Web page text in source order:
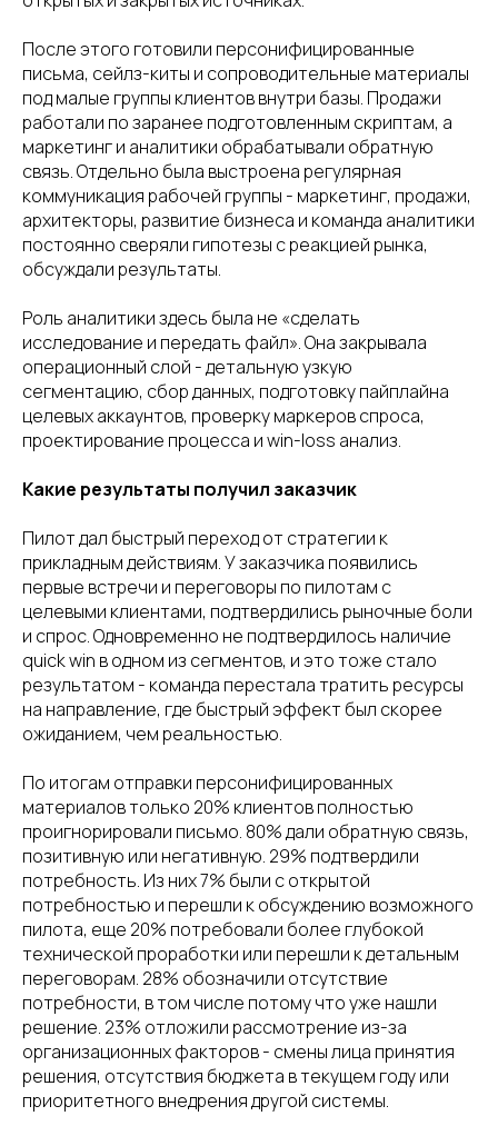
После этого готовили персонифицированные
письма, сейлз-киты и сопроводительные материалы
под малые группы клиентов внутри базы. Продажи
работали по заранее подготовленным скриптам, а
маркетинг и аналитики обрабатывали обратную
связь. Отдельно была выстроена регулярная
коммуникация рабочей группы - маркетинг, продажи,
архитекторы, развитие бизнеса и команда аналитики
постоянно сверяли гипотезы с реакцией рынка,
обсуждали результаты.
Роль аналитики здесь была не «сделать
исследование и передать файл». Она закрывала
операционный слой - детальную узкую
сегментацию, сбор данных, подготовку пайплайна
целевых аккаунтов, проверку маркеров спроса,
проектирование процесса и win-loss анализ.
Какие результаты получил заказчик
Пилот дал быстрый переход от стратегии к
прикладным действиям. У заказчика появились
первые встречи и переговоры по пилотам с
целевыми клиентами, подтвердились рыночные боли
и спрос. Одновременно не подтвердилось наличие
quick win в одном из сегментов, и это тоже стало
результатом - команда перестала тратить ресурсы
на направление, где быстрый эффект был скорее
ожиданием, чем реальностью.
По итогам отправки персонифицированных
материалов только 20% клиентов полностью
проигнорировали письмо. 80% дали обратную связь,
позитивную или негативную. 29% подтвердили
потребность. Из них 7% были с открытой
потребностью и перешли к обсуждению возможного
пилота, еще 20% потребовали более глубокой
технической проработки или перешли к детальным
переговорам. 28% обозначили отсутствие
потребности, в том числе потому что уже нашли
решение. 23% отложили рассмотрение из-за
организационных факторов - смены лица принятия
решения, отсутствия бюджета в текущем году или
приоритетного внедрения другой системы.